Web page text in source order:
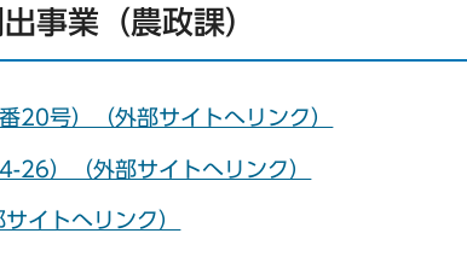
事業（農政課）
20号）（外部サイトへリンク）
26）（外部サイトへリンク）
イトへリンク）